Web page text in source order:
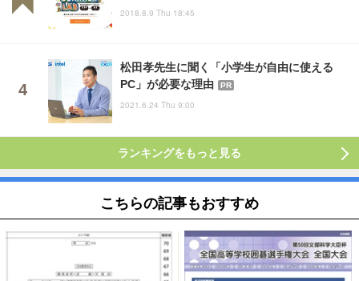
2018.8.9 Thu 18:45
松田孝先生に聞く「小学生が自由に使える
PC」が必要な理由
PR
2021.6.24 Thu 9:00
ランキングをもっと見る
こちらの記事もおすすめ